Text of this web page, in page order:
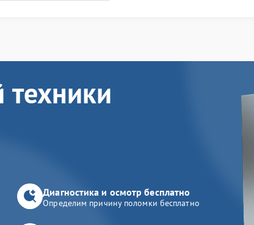
Диагностика и осмотр бесплатно
Определим причину поломки бесплатно